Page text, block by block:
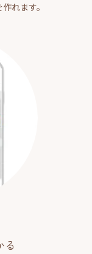
れます。